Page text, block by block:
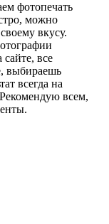
фотопечать
можно
вкусу.
все
выбираешь
всегда на
всем,